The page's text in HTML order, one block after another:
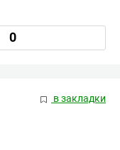
0
в закладки